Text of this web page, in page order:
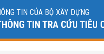
TIN CỦA BỘ XÂY DỰNG
TIN TRA CỨU TIÊU